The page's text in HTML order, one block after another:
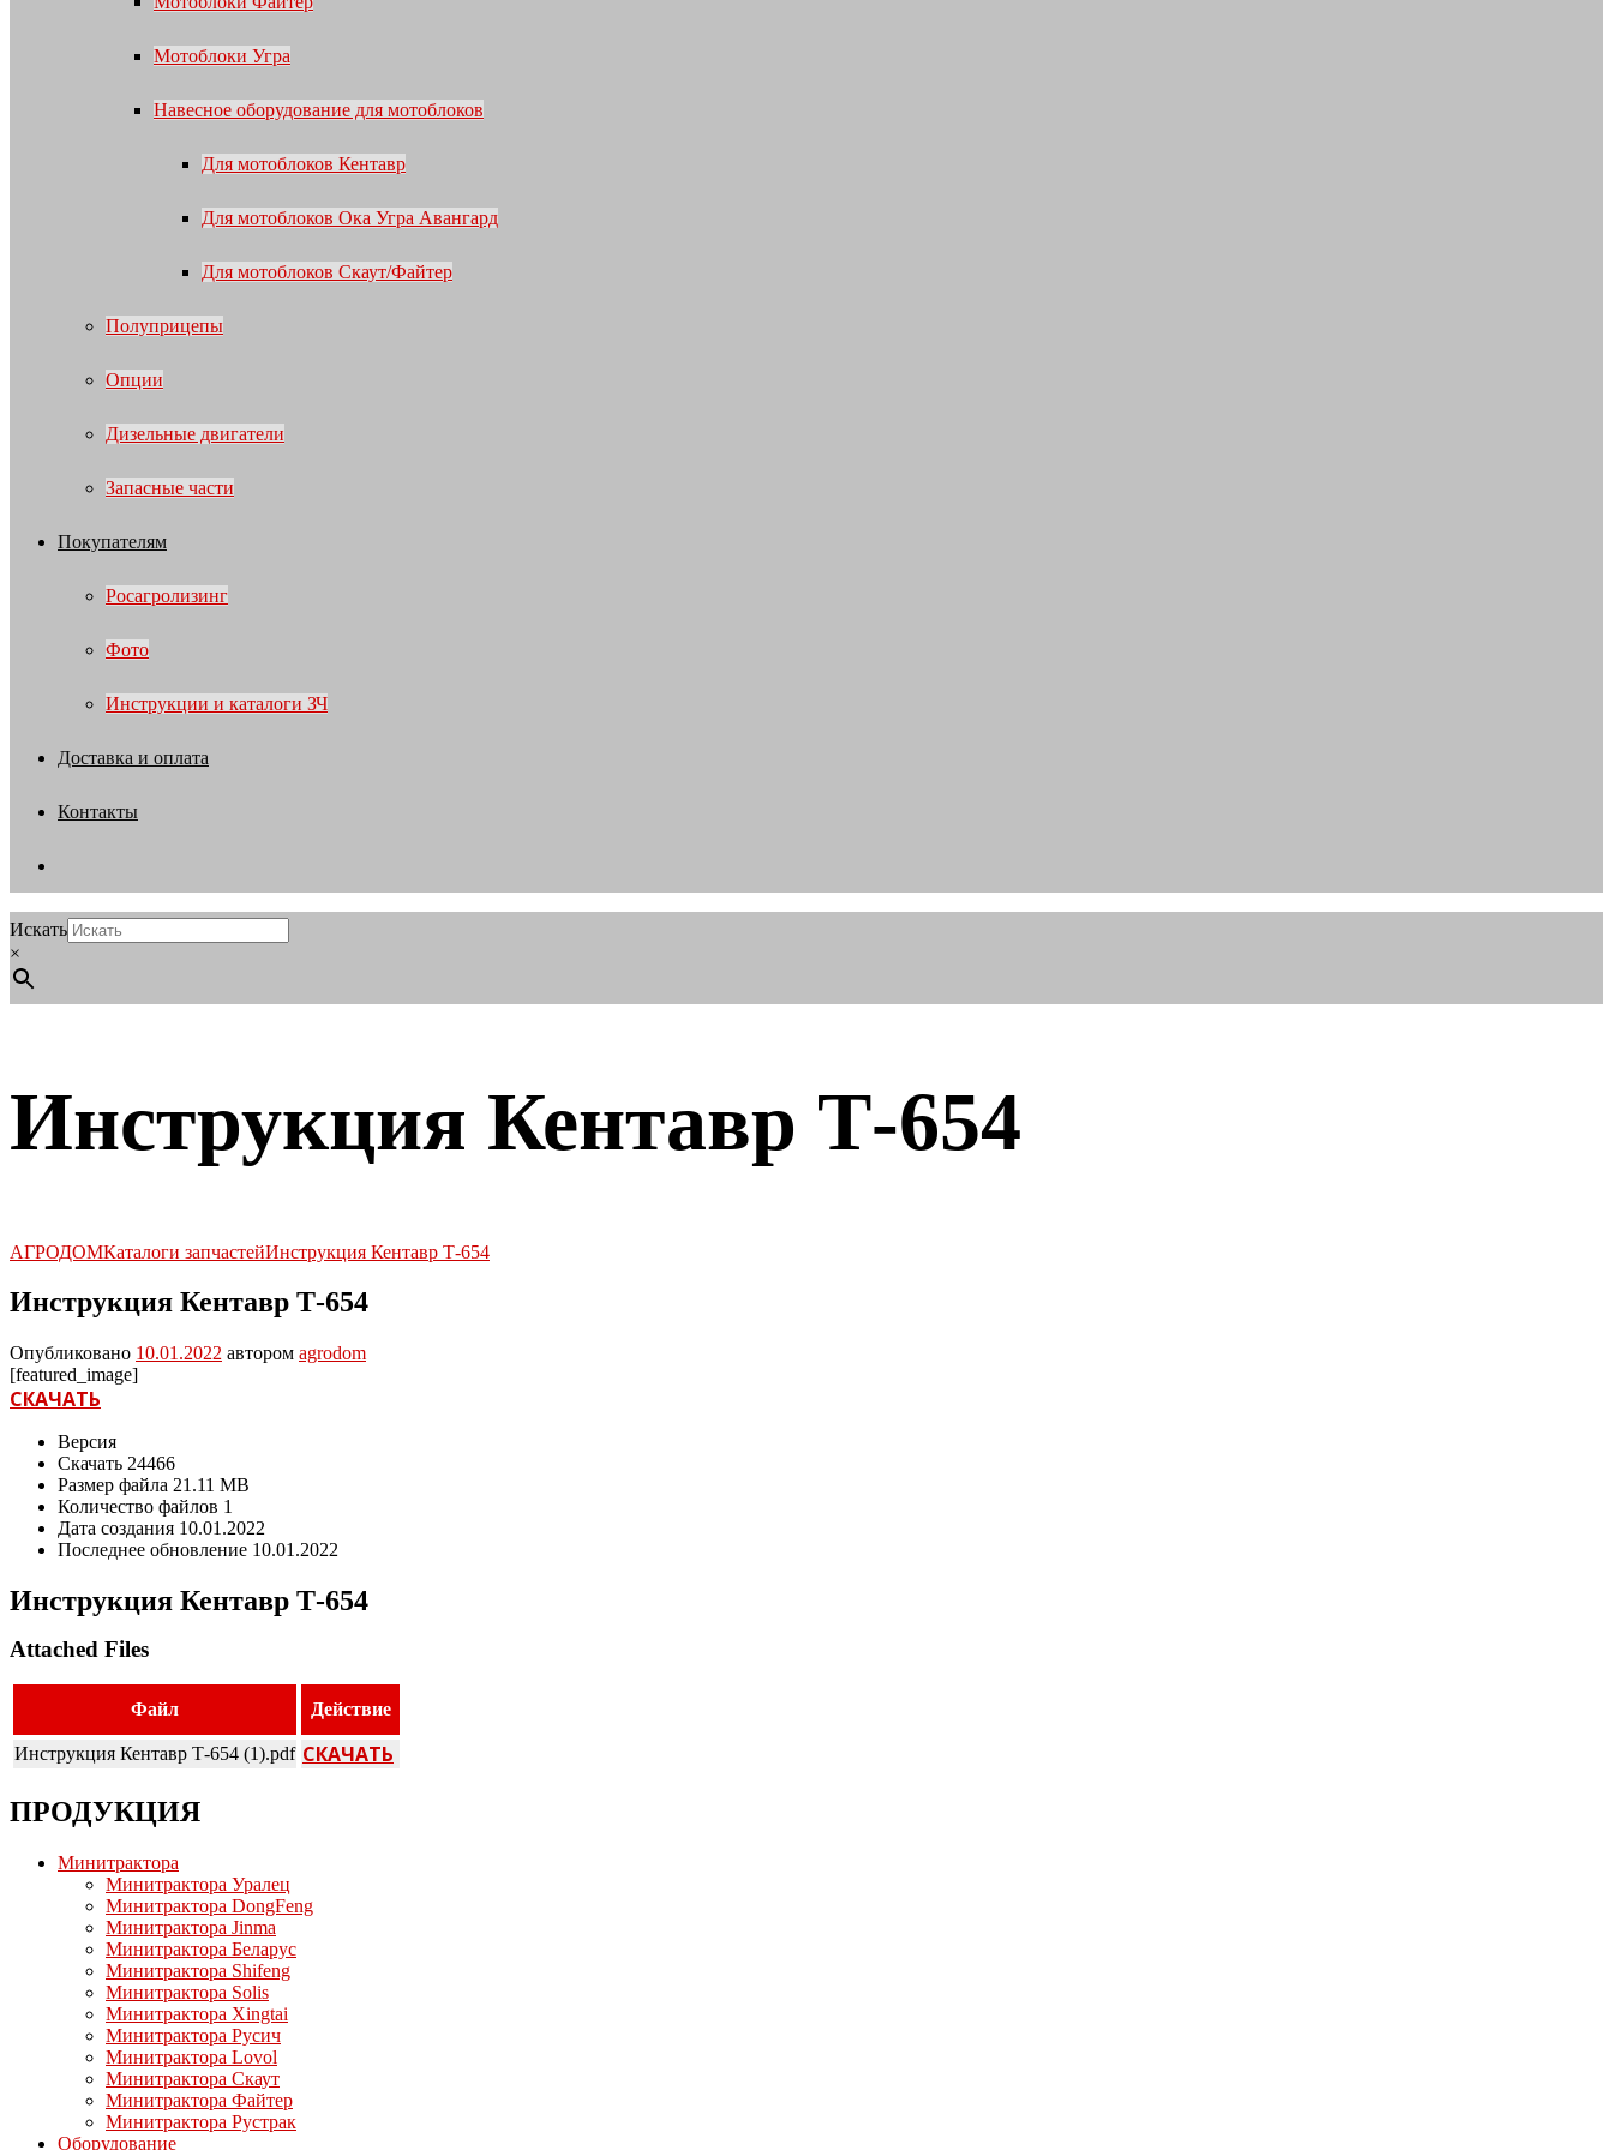
Мотоблоки Угра
Навесное оборудование для мотоблоков
Для мотоблоков Кентавр
Для мотоблоков Ока Угра Авангард
Для мотоблоков Скаут/Файтер
Полуприцепы
Опции
Дизельные двигатели
Запасные части
Покупателям
Росагролизинг
Фото
Инструкции и каталоги ЗЧ
Доставка и оплата
Контакты
Искать
×
Инструкция Кентавр Т-654
АГРОДОМКаталоги запчастейИнструкция Кентавр Т-654
Инструкция Кентавр Т-654
Опубликовано 10.01.2022 автором agrodom
[featured_image]
СКАЧАТЬ
Версия
Скачать 24466
Размер файла 21.11 MB
Количество файлов 1
Дата создания 10.01.2022
Последнее обновление 10.01.2022
Инструкция Кентавр Т-654
Attached Files
Файл Действие
Инструкция Кентавр Т-654 (1).pdf СКАЧАТЬ
ПРОДУКЦИЯ
Минитрактора
Минитрактора Уралец
Минитрактора DongFeng
Минитрактора Jinma
Минитрактора Беларус
Минитрактора Shifeng
Минитрактора Solis
Минитрактора Xingtai
Минитрактора Русич
Минитрактора Lovol
Минитрактора Скаут
Минитрактора Файтер
Минитрактора Рустрак
Оборудование